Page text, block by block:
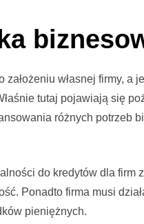
założeniu własnej firmy,
tutaj pojawiają się
różnych potrzeb
do kredytów dla firm
Ponadto firma musi
pieniężnych.